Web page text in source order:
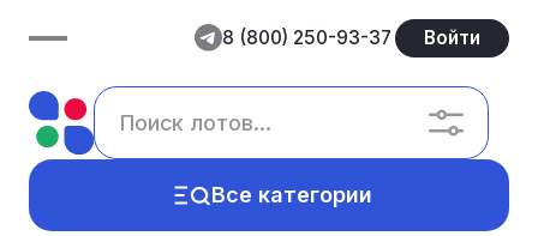
8 (800) 250-93-37 Войти
Все категории